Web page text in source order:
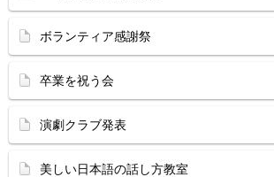
ボランティア感謝祭
卒業を祝う会
演劇クラブ発表
美しい日本語の話し方教室